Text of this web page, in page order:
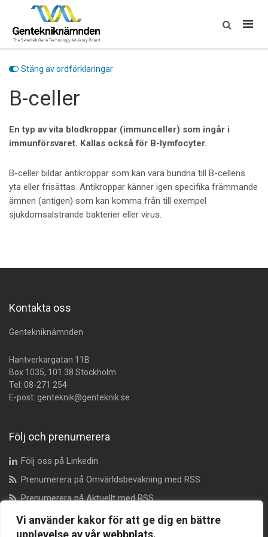
Vi använder kakor för att ge dig en bättre
upplevelse av vår webbplats.
content
Stäng av ordförklaringar
B-celler
En typ av vita blodkroppar (immunceller) som ingår i
immunförsvaret. Kallas också för B-lymfocyter.
B-celler bildar antikroppar som kan vara bundna till B-cellens
yta eller frisättas. Antikroppar känner igen specifika främmande
ämnen (antigen) som kan komma från till exempel
sjukdomsalstrande bakterier eller virus.
Kontakta oss
Gentekniknämnden
Hantverkargatan 11B
Box 1035, 101 38 Stockholm
Tel: 08-271 254
E-post: genteknik@genteknik.se
Följ och prenumerera
Följ oss på Linkedin
Prenumerera på Omvärldsbevakning med RSS
Prenumerera på Aktuellt med RSS